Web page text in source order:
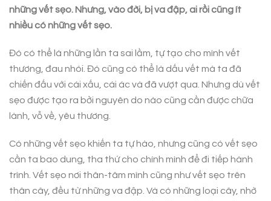
những vết sẹo. Nhưng, vào đời, bị va đập, ai rồi cũng ít
nhiều có những vết sẹo.
Đó có thể là những lần ta sai lầm, tự tạo cho mình vết
thương, đau nhói. Đó cũng có thể là dấu vết mà ta đã
chiến đấu với cái xấu, cái ác và đã vượt qua. Nhưng dù vết
sẹo được tạo ra bởi nguyên do nào cũng cần được chữa
lành, vỗ về, yêu thương.
Có những vết sẹo khiến ta tự hào, nhưng cũng có vết sẹo
cần ta bao dung, tha thứ cho chính mình để đi tiếp hành
trình. Vết sẹo nơi thân-tâm mình cũng như vết sẹo trên
thân cây, đều từ những va đập. Và có những loại cây, nhờ